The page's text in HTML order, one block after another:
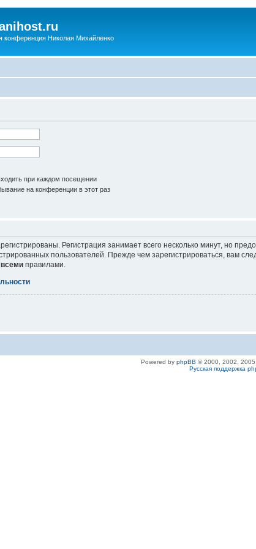
конференция Николая Михайленко
при каждом посещении
на конференции в этот раз
Регистрация занимает всего несколько минут, но
пользователей. Прежде чем зарегистрироваться, вам
всеми правилами.
Powered by phpBB © 2000, 2002,
Русская поддержка